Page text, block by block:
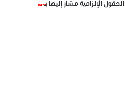
21 ديسمبر، 2018
في "صور عامة"
الحقول الإلزامية مشار إليها بـ*